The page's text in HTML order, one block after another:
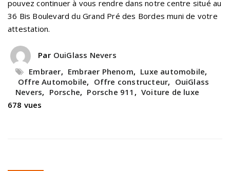
pouvez continuer à vous rendre dans notre centre situé au
36 Bis Boulevard du Grand Pré des Bordes muni de votre
attestation.
Par OuiGlass Nevers
Embraer, Embraer Phenom, Luxe automobile,
Offre Automobile, Offre constructeur, OuiGlass
Nevers, Porsche, Porsche 911 , Voiture de luxe
678 vues